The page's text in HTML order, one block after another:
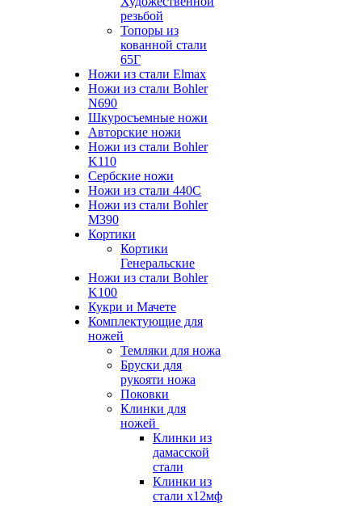
резьбой
Топоры из
кованной стали
65Г
Ножи из стали Elmax
Ножи из стали Bohler
N690
Шкуросъемные ножи
Авторские ножи
Ножи из стали Bohler
K110
Сербские ножи
Ножи из стали 440С
Ножи из стали Bohler
M390
Кортики
Кортики
Генеральские
Ножи из стали Bohler
K100
Кукри и Мачете
Комплектующие для
ножей
Темляки для ножа
Бруски для
рукояти ножа
Поковки
Клинки для
ножей
Клинки из
дамасской
стали
Клинки из
стали х12мф